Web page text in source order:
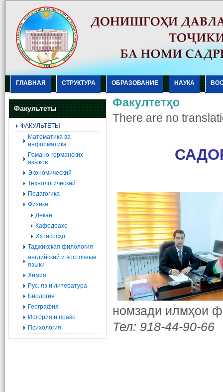
ГЛАВНАЯ СТРУКТУРА ОБРАЗОВАНИЕ НАУКА
Факультеты
ФАКУЛЬТЕТЫ
Mатематика ва
информатика
Романо-германских
языков
Экономический
Технологический
Педагогика
Физика
Декан
Кафедраҳо
Ихтисосҳо
Таджикская филология
английский и восточные
языки
Химия
Рус. яз и литература
Биология
География
История и право
Психология
Факултетҳо
There are no
номзади илмҳои
Тел: 918-44-90-66